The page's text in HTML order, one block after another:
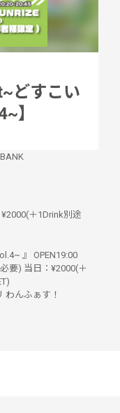
どすこい
】
＋1Drink別途
』 OPEN19:00
要) 当日：¥2000(＋
んふぁす！